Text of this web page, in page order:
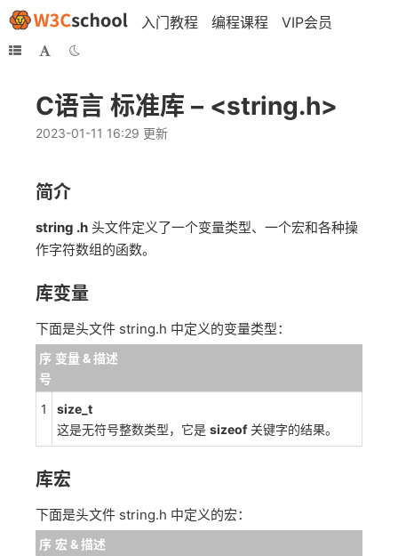
入门教程 编程课程 VIP会员
C语言 标准库 – <string.h>
2023-01-11 16:29 更新
简介
string .h 头文件定义了一个变量类型、一个宏和各种操
作字符数组的函数。
库变量
下面是头文件 string.h 中定义的变量类型：
序
号
变量 & 描述
1
size_t
这是无符号整数类型，它是 sizeof关键字的结果。
库宏
下面是头文件 string.h 中定义的宏：
序 宏 & 描述